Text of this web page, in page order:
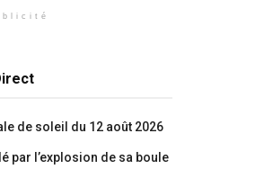
de soleil du 12 août 2026
par l’explosion de sa boule